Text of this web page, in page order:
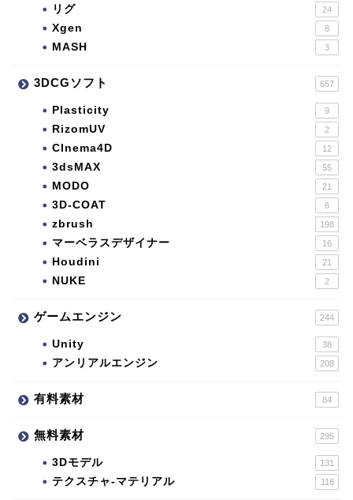
リグ 24
Xgen 8
MASH 3
3DCGソフト 657
Plasticity 9
RizomUV 2
CInema4D 12
3dsMAX 55
MODO 21
3D-COAT 6
zbrush 198
マーベラスデザイナー 16
Houdini 21
NUKE 2
ゲームエンジン 244
Unity 38
アンリアルエンジン 208
有料素材 84
無料素材 295
3Dモデル 131
テクスチャ-マテリアル 118